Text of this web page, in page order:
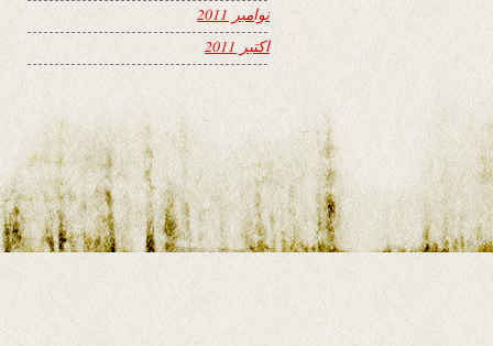
نوامبر 2011
اکتبر 2011